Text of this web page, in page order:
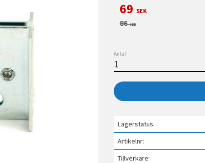
Nedsatt pris:
69 SEK
Ordinarie pris:
86SEK
Antal
Lagerstatus
Artikelnr
Tillverkare